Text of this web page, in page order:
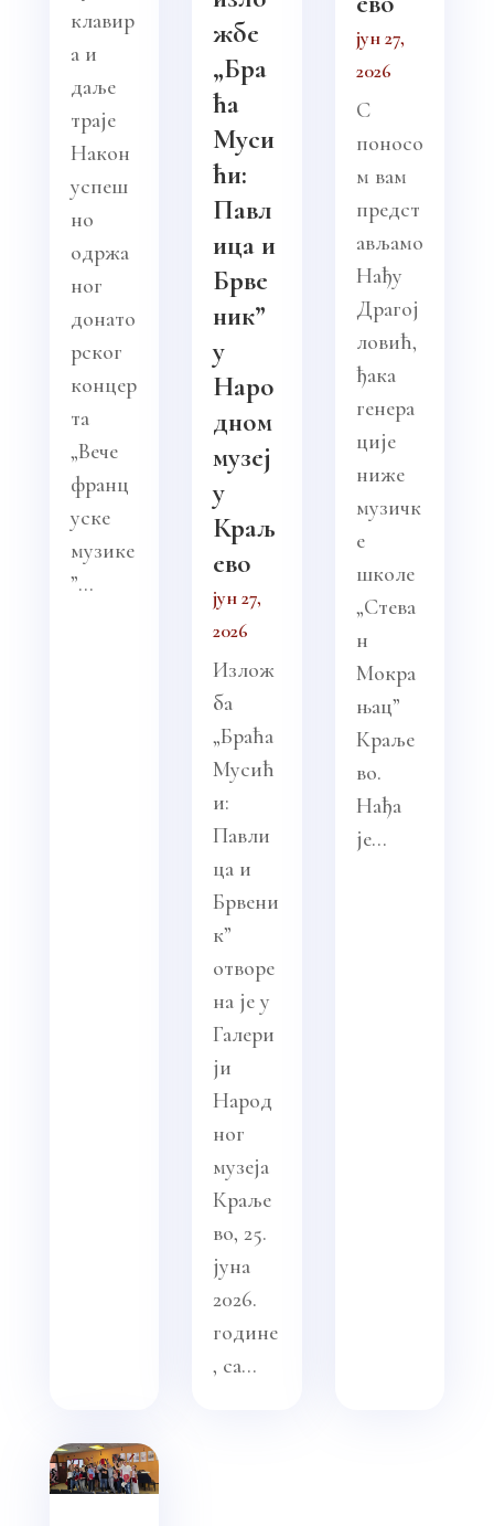
клавир
а и
даље
траје
Након
успеш
но
одржа
ног
донато
рског
концер
та
„Вече
франц
уске
музике
”...
жбе
„Бра
ћа
Муси
ћи:
Павл
ица и
Брве
ник”
у
Наро
дном
музеј
у
Краљ
ево
јун 27,
2026
Излож
ба
„Браћа
Мусић
и:
Павли
ца и
Брвени
к”
отворе
на је у
Галери
ји
Народ
ног
музеја
Краље
во, 25.
јуна
2026.
године
, са...
јун 27,
2026
С
поносо
м вам
предст
ављамо
Нађу
Драгој
ловић,
ђака
генера
ције
ниже
музичк
е
школе
„Стева
н
Мокра
њац”
Краље
во.
Нађа
је...